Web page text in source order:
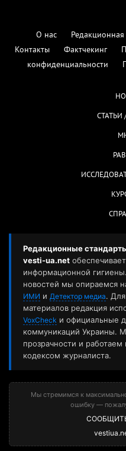
О нас Редакционная
Контакты
Фактчекинг
конфиденциальности
Редакционные
vesti-ua.net
информационной
новостей мы опираемся
ИМИ и Детектор медиа.
материалов редакция
VoxCheck и официальные
коммуникаций Украины.
прозрачности и работаем
кодексом журналиста.
Мы стремимся к
ошибку —